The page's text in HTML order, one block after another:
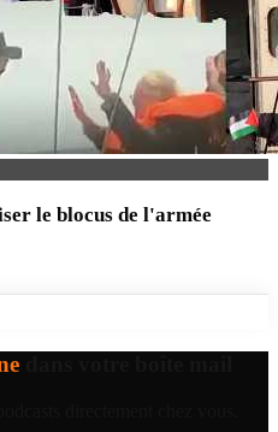
le blocus de l'armée